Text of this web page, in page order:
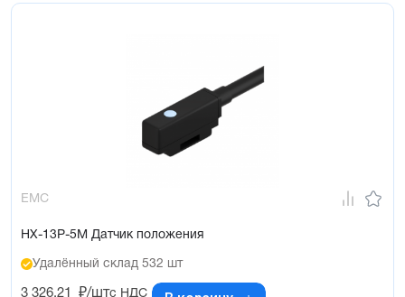
EMC
HX-13P-5M Датчик положения
Удалённый склад 532 шт
3 326,21 ₽/штс НДС